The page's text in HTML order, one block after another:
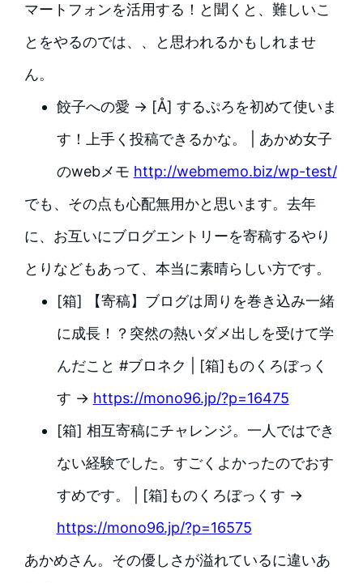
マートフォンを活用する！と聞くと、難しいこ
とをやるのでは、、と思われるかもしれませ
ん。
餃子への愛 → [Å] するぷろを初めて使いま
す！上手く投稿できるかな。 | あかめ女子
のwebメモ http://webmemo.biz/wp-test/
でも、その点も心配無用かと思います。去年
に、お互いにブログエントリーを寄稿するやり
とりなどもあって、本当に素晴らしい方です。
[箱] 【寄稿】ブログは周りを巻き込み一緒
に成長！？突然の熱いダメ出しを受けて学
んだこと #ブロネク | [箱]ものくろぼっく
す → https://mono96.jp/?p=16475
[箱] 相互寄稿にチャレンジ。一人ではでき
ない経験でした。すごくよかったのでおす
すめです。 | [箱]ものくろぼっくす →
https://mono96.jp/?p=16575
あかめさん。その優しさが溢れているに違いあ